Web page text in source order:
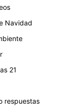
Navidad
21
respuestas